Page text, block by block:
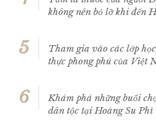
không nên bỏ lỡ khi đến
5
Tham gia vào các lớp
thực phong phú của Việt
6
Khám phá những buổi
dân tộc tại Hoàng Su Phì